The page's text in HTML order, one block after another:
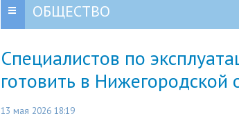
ОБЩЕСТВО
Специалистов по
готовить в Нижегородской
13 мая 2026 18:19